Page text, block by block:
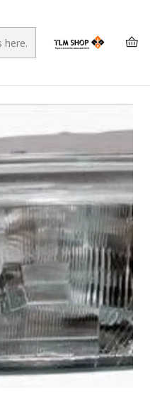
Ópticas
II (J63/S63) 20-5282-18-